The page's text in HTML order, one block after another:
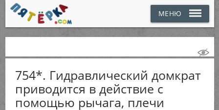
МЕНЮ
754*. Гидравлический домкрат
приводится в действие с
помощью рычага, плечи